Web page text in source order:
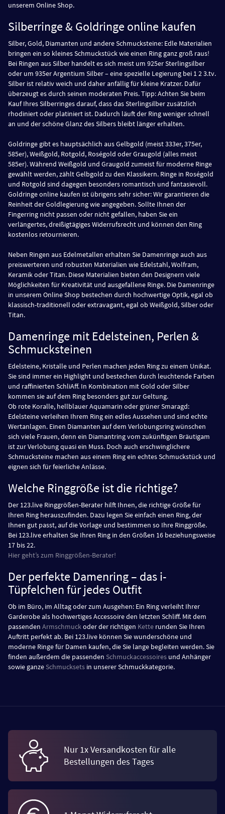
unserem Online Shop.
Silberringe & Goldringe online kaufen
Silber, Gold, Diamanten und andere Schmucksteine: Edle Materialien
bringen ein so kleines Schmuckstück wie einen Ring ganz groß raus!
Bei Ringen aus Silber handelt es sich meist um 925er Sterlingsilber
oder um 935er Argentium Silber – eine spezielle Legierung bei 1 2 3.tv.
Silber ist relativ weich und daher anfällig für kleine Kratzer. Dafür
überzeugt es durch seinen moderaten Preis. Tipp: Achten Sie beim
Kauf Ihres Silberringes darauf, dass das Sterlingsilber zusätzlich
rhodiniert oder platiniert ist. Dadurch läuft der Ring weniger schnell
an und der schöne Glanz des Silbers bleibt länger erhalten.
Goldringe gibt es hauptsächlich aus Gelbgold (meist 333er, 375er,
585er), Weißgold, Rotgold, Roségold oder Graugold (alles meist
585er). Während Weißgold und Graugold zumeist für moderne Ringe
gewählt werden, zählt Gelbgold zu den Klassikern. Ringe in Roségold
und Rotgold sind dagegen besonders romantisch und fantasievoll.
Goldringe online kaufen ist übrigens sehr sicher: Wir garantieren die
Reinheit der Goldlegierung wie angegeben. Sollte Ihnen der
Fingerring nicht passen oder nicht gefallen, haben Sie ein
verlängertes, dreißigtägiges Widerrufsrecht und können den Ring
kostenlos retournieren.
Neben Ringen aus Edelmetallen erhalten Sie Damenringe auch aus
preiswerteren und robusten Materialien wie Edelstahl, Wolfram,
Keramik oder Titan. Diese Materialien bieten den Designern viele
Möglichkeiten für Kreativität und ausgefallene Ringe. Die Damenringe
in unserem Online Shop bestechen durch hochwertige Optik, egal ob
klassisch-traditionell oder extravagant, egal ob Weißgold, Silber oder
Titan.
Damenringe mit Edelsteinen, Perlen &
Schmucksteinen
Edelsteine, Kristalle und Perlen machen jeden Ring zu einem Unikat.
Sie sind immer ein Highlight und bestechen durch leuchtende Farben
und raffinierten SchliAff. In Kombination mit Gold oder Silber
kommen sie auf dem Ring besonders gut zur Geltung.
Ob rote Koralle, hellblauer Aquamarin oder grüner Smaragd:
Edelsteine verleihen Ihrem Ring ein edles Aussehen und sind echte
Wertanlagen. Einen Diamanten auf dem Verlobungsring wünschen
sich viele Frauen, denn ein Diamantring vom zukünftigen Bräutigam
ist zur Verlobung quasi ein Muss. Doch auch erschwinglichere
Schmucksteine machen aus einem Ring ein echtes Schmuckstück und
eignen sich für feierliche Anlässe.
Welche Ringgröße ist die richtige?
Der 123.live Ringgrößen-Berater hilft Ihnen, die richtige Größe für
Ihren Ring herauszufinden. Dazu legen Sie einfach einen Ring, der
Ihnen gut passt, auf die Vorlage und bestimmen so Ihre Ringgröße.
Bei 123.live erhalten Sie Ihren Ring in den Größen 16 beziehungsweise
17 bis 22.
Hier geht’s zum Ringgrößen-Berater!
Der perfekte Damenring – das i-
Tüpfelchen für jedes Outfit
Ob im Büro, im Alltag oder zum Ausgehen: Ein Ring verleiht Ihrer
Garderobe als hochwertiges Accessoire den letzten Schliff. Mit dem
passenden Armschmuckoder der richtigen Kette runden Sie Ihren
Auftritt perfekt ab. Bei 123.live können Sie wunderschöne und
moderne Ringe für Damen kaufen, die Sie lange begleiten werden. Sie
finden außerdem die passenden Schmuckaccessoires und Anhänger
sowie ganze Schmucksets in unserer Schmuckkategorie.
Nur 1x Versandkosten für alle
Bestellungen des Tages